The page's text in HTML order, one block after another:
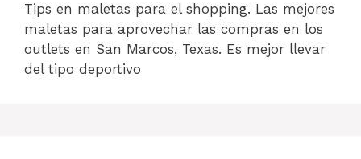
Tips en maletas para el shopping. Las mejores
maletas para aprovechar las compras en los
outlets en San Marcos, Texas. Es mejor llevar
del tipo deportivo